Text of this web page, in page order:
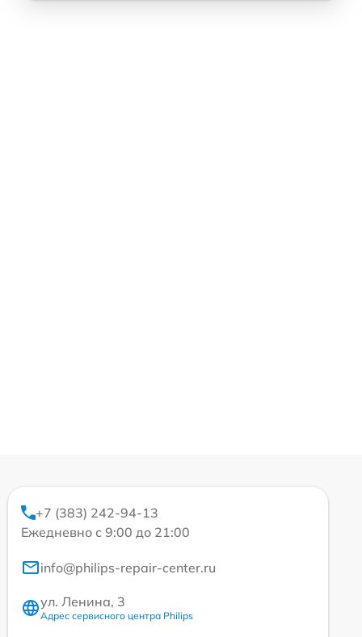
+7 (383) 242-94-13
Ежедневно с 9:00 до 21:00
info@philips-repair-center.ru
ул. Ленина, 3
Адрес сервисного центра Philips